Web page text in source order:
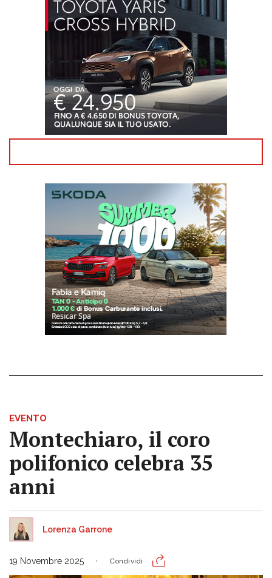
EVENTO
Montechiaro, il coro
polifonico celebra 35
anni
Lorenza Garrone
19 Novembre 2025 Condividi